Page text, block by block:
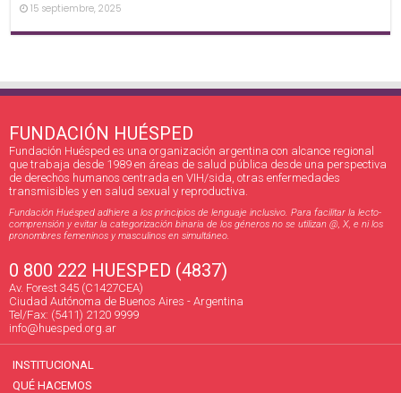
15 septiembre, 2025
FUNDACIÓN HUÉSPED
Fundación Huésped es una organización argentina con alcance regional
que trabaja desde 1989 en áreas de salud pública desde una perspectiva
de derechos humanos centrada en VIH/sida, otras enfermedades
transmisibles y en salud sexual y reproductiva.
Fundación Huésped adhiere a los principios de lenguaje inclusivo. Para facilitar la lecto-
comprensión y evitar la categorización binaria de los géneros no se utilizan @, X, e ni los
pronombres femeninos y masculinos en simultáneo.
0 800 222 HUESPED (4837)
Av. Forest 345 (C1427CEA)
Ciudad Autónoma de Buenos Aires - Argentina
Tel/Fax: (5411) 2120 9999
info@huesped.org.ar
INSTITUCIONAL
QUÉ HACEMOS